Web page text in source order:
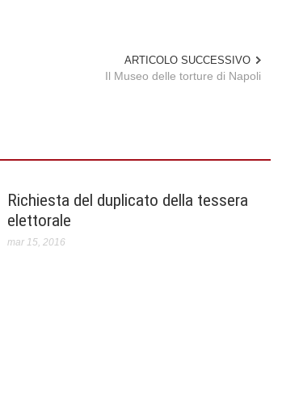
ARTICOLO SUCCESSIVO
Il Museo delle torture di Napoli
Richiesta del duplicato della tessera
elettorale
mar 15, 2016